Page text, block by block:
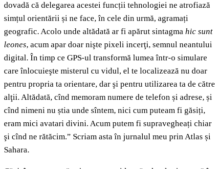
dovadă că delegarea acestei funcții tehnologiei ne atrofiază
simțul orientării și ne face, în cele din urmă, agramați
geografic. Acolo unde altădată ar fi apărut sintagma hic sunt
leones, acum apar doar nişte pixeli incerţi, semnul neantului
digital. În timp ce GPS-ul transformă lumea într-o simulare
care înlocuieşte misterul cu vidul, el te localizează nu doar
pentru propria ta orientare, dar şi pentru utilizarea ta de către
alţii. Altădată, cînd memoram numere de telefon și adrese, și
cînd nimeni nu știa unde sîntem, nici cum puteam fi găsiți,
eram mici avatari divini. Acum putem fi supravegheați chiar
şi cînd ne rătăcim.” Scriam asta în jurnalul meu prin Atlas și
Sahara.